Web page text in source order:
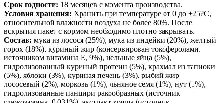
Срок годности: 18 месяцев с момента производства.
Условия хранения: Хранить при температуре от 0 до +25?С,
относительной влажности воздуха не более 80%. После
вскрытия пакет с кормом необходимо плотно закрывать.
Состав: мука из лосося (25%), мука из индейки (20%), желтый
горох (18%), куриный жир (консервирован токоферолами,
источником витамина Е, 9%), цельные яйца (5%),
гидролизованный куриный протеин (5%), крахмал из тапиоки
(5%), яблоки (3%), куриная печень (3%), рыбий жир
лососевый (2%), морковь (1%), льняное семя (1%), нут (1%),
гидролизованные панцири ракообразных (источник